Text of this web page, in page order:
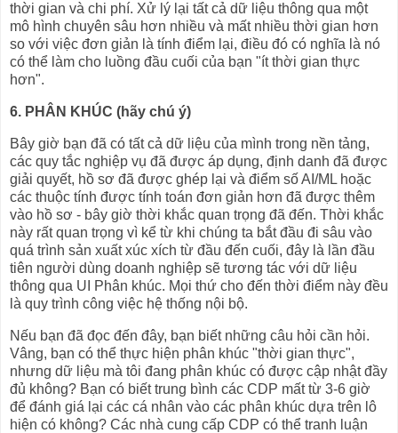
thời gian và chi phí. Xử lý lại tất cả dữ liệu thông qua một
mô hình chuyên sâu hơn nhiều và mất nhiều thời gian hơn
so với việc đơn giản là tính điểm lại, điều đó có nghĩa là nó
có thể làm cho luồng đầu cuối của bạn "ít thời gian thực
hơn".
6. PHÂN KHÚC (hãy chú ý)
Bây giờ bạn đã có tất cả dữ liệu của mình trong nền tảng,
các quy tắc nghiệp vụ đã được áp dụng, định danh đã được
giải quyết, hồ sơ đã được ghép lại và điểm số AI/ML hoặc
các thuộc tính được tính toán đơn giản hơn đã được thêm
vào hồ sơ - bây giờ thời khắc quan trọng đã đến. Thời khắc
này rất quan trọng vì kể từ khi chúng ta bắt đầu đi sâu vào
quá trình sản xuất xúc xích từ đầu đến cuối, đây là lần đầu
tiên người dùng doanh nghiệp sẽ tương tác với dữ liệu
thông qua UI Phân khúc. Mọi thứ cho đến thời điểm này đều
là quy trình công việc hệ thống nội bộ.
Nếu bạn đã đọc đến đây, bạn biết những câu hỏi cần hỏi.
Vâng, bạn có thể thực hiện phân khúc "thời gian thực",
nhưng dữ liệu mà tôi đang phân khúc có được cập nhật đầy
đủ không? Bạn có biết trung bình các CDP mất từ 3-6 giờ
để đánh giá lại các cá nhân vào các phân khúc dựa trên lô
hiện có không? Các nhà cung cấp CDP có thể tranh luận